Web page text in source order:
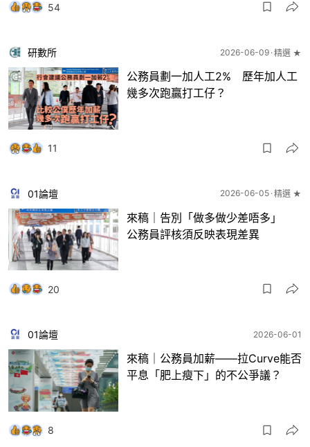
54
研數所 2026-06-09 精選 ★
公務員劃一加人工2% 歷年加人工
幾多次跑贏打工仔？
11
01論壇 2026-06-05 精選 ★
來稿｜告別「做多做少差唔多」
公務員評核須反映表現差異
20
01論壇 2026-06-01
來稿｜公務員加薪——拉Curve能否
平息「肥上瘦下」的不公爭議？
8